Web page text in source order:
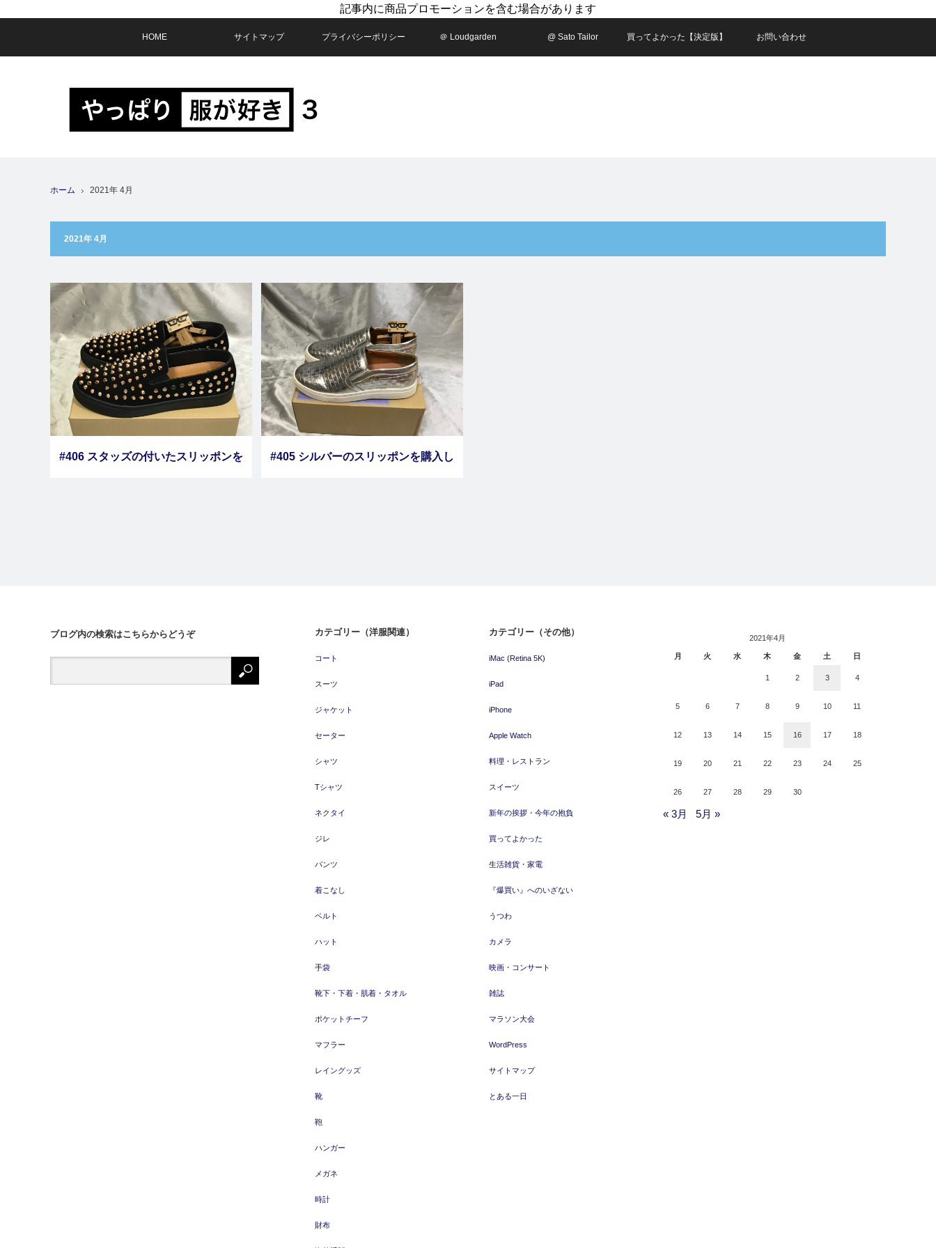
記事内に商品プロモーションを含む場合があります
HOME サイトマップ プライバシーポリシー ＠ Loudgarden @ Sato Tailor 買ってよかった【決定版】 お問い合わせ
ホーム 2021年 4月
2021年 4月
#406 スタッズの付いたスリッポンを #405 シルバーのスリッポンを購入し
ブログ内の検索はこちらからどうぞ カテゴリー（洋服関連）
コート
スーツ
ジャケット
セーター
シャツ
Tシャツ
ネクタイ
ジレ
パンツ
着こなし
ベルト
ハット
手袋
靴下・下着・肌着・タオル
ポケットチーフ
マフラー
レイングッズ
靴
鞄
ハンガー
メガネ
時計
財布
カテゴリー（その他）
iMac (Retina 5K)
iPad
iPhone
Apple Watch
料理・レストラン
スイーツ
新年の挨拶・今年の抱負
買ってよかった
生活雑貨・家電
『爆買い』へのいざない
うつわ
カメラ
映画・コンサート
雑誌
マラソン大会
WordPress
サイトマップ
とある一日
2021年4月
月 火 水 木 金 土 日
1 2 3 4
5 6 7 8 9 10 11
12 13 14 15 16 17 18
19 20 21 22 23 24 25
26 27 28 29 30
« 3月 5月 »